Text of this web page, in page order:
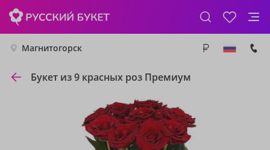
Магнитогорск
Букет из 9 красных роз Премиум